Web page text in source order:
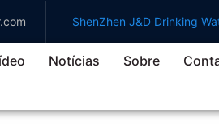
ShenZhen J&D Drinking
Notícias Sobre